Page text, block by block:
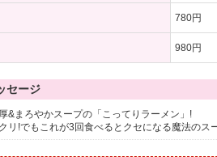
780円
980円
セージ
&まろやかスープの「こってりラーメン」!
リ!でもこれが3回食べるとクセになる魔法の